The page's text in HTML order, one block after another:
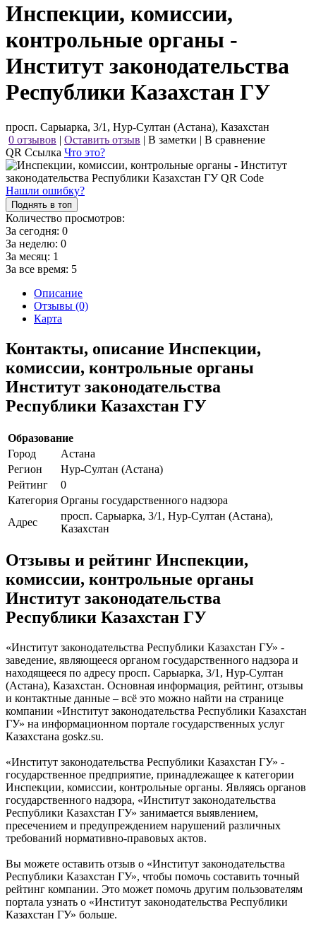
Инспекции, комиссии,
контрольные органы -
Институт законодательства
Республики Казахстан ГУ
просп. Сарыарка, 3/1, Нур-Султан (Астана), Казахстан
0 отзывов | Оставить отзыв | В заметки | В сравнение
QR Ссылка Что это?
Нашли ошибку?
Поднять в топ
Количество просмотров:
За сегодня: 0
За неделю: 0
За месяц: 1
За все время: 5
Описание
Отзывы (0)
Карта
Контакты, описание Инспекции,
комиссии, контрольные органы
Институт законодательства
Республики Казахстан ГУ
Образование
Город
Астана
Регион
Нур-Султан (Астана)
Рейтинг
0
Категория Органы государственного надзора
Адрес
просп. Сарыарка, 3/1, Нур-Султан (Астана),
Казахстан
Отзывы и рейтинг Инспекции,
комиссии, контрольные органы
Институт законодательства
Республики Казахстан ГУ
«Институт законодательства Республики Казахстан ГУ» -
заведение, являющееся органом государственного надзора и
находящееся по адресу просп. Сарыарка, 3/1, Нур-Султан
(Астана), Казахстан. Основная информация, рейтинг, отзывы
и контактные данные – всё это можно найти на странице
компании «Институт законодательства Республики Казахстан
ГУ» на информационном портале государственных услуг
Казахстана goskz.su.
«Институт законодательства Республики Казахстан ГУ» -
государственное предприятие, принадлежащее к категории
Инспекции, комиссии, контрольные органы. Являясь органов
государственного надзора, «Институт законодательства
Республики Казахстан ГУ» занимается выявлением,
пресечением и предупреждением нарушений различных
требований нормативно-правовых актов.
Вы можете оставить отзыв о «Институт законодательства
Республики Казахстан ГУ», чтобы помочь составить точный
рейтинг компании. Это может помочь другим пользователям
портала узнать о «Институт законодательства Республики
Казахстан ГУ» больше.